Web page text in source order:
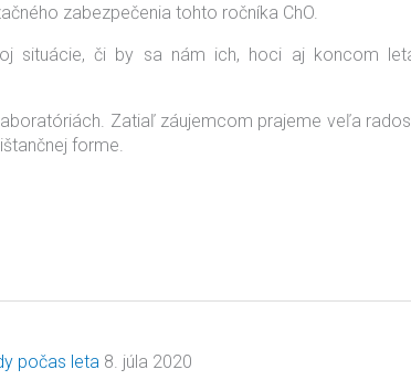
zabezpečenia tohto ročníka ChO.
situácie, či by sa nám ich, hoci aj koncom
Zatiaľ záujemcom prajeme veľa
forme.
počas leta 8. júla 2020